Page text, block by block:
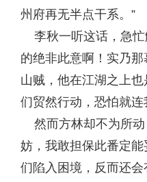
州府再无半点干系。”
李秋一听这话，急忙
的绝非此意啊！实乃
山贼，他在江湖之上
们贸然行动，恐怕就
然而方林却不为所动
妨，我敢担保此番定
们陷入困境，反而还